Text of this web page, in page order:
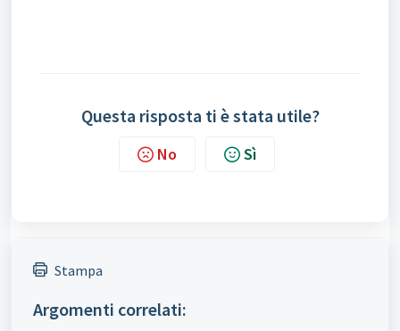
Questa risposta ti è stata utile?
No Sì
Stampa
Argomenti correlati: